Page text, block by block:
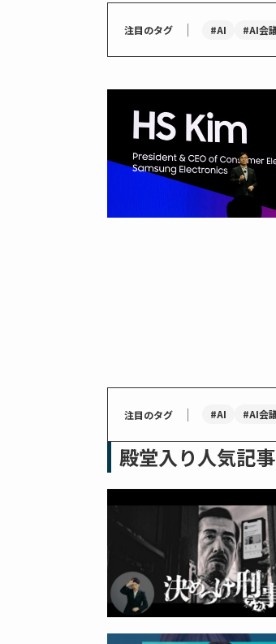
注目のタグ ｜ #AI #AI会
注目のタグ ｜ #AI #AI会
殿堂入り人気記事